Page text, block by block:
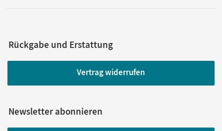
Rückgabe und Erstattung
Vertrag widerrufen
Newsletter abonnieren